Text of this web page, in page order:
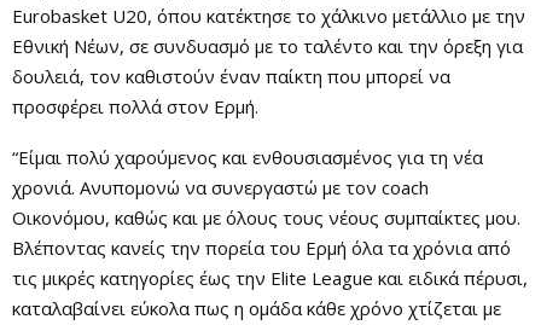
Eurobasket U20, όπου κατέκτησε το χάλκινο μετάλλιο με την
Εθνική Νέων, σε συνδυασμό με το ταλέντο και την όρεξη για
δουλειά, τον καθιστούν έναν παίκτη που μπορεί να
προσφέρει πολλά στον Ερμή.
“Είμαι πολύ χαρούμενος και ενθουσιασμένος για τη νέα
χρονιά. Ανυπομονώ να συνεργαστώ με τον coach
Οικονόμου, καθώς και με όλους τους νέους συμπαίκτες μου.
Βλέποντας κανείς την πορεία του Ερμή όλα τα χρόνια από
τις μικρές κατηγορίες έως την Elite League και ειδικά πέρυσι,
καταλαβαίνει εύκολα πως η ομάδα κάθε χρόνο χτίζεται με